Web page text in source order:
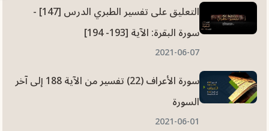
التعليق على تفسير الطبري الدرس [147] -
سورة البقرة: الآية [193- 194]
2021-06-07
سورة الأعراف (22) تفسير من الآية 188 إلى آخر
السورة
2021-06-01